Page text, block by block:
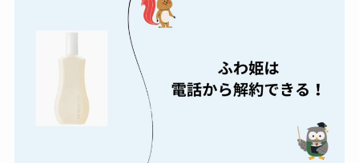
ベストタイミングを
詳しく解説！
ユンス美容液の解約
まとめ！電話が繋が